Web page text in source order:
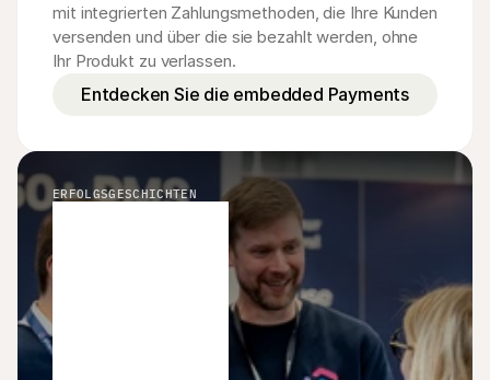
mit integrierten Zahlungsmethoden, die Ihre Kunden
versenden und über die sie bezahlt werden, ohne
Ihr Produkt zu verlassen.
Entdecken Sie die embedded Payments
ERFOLGSGESCHICHTEN